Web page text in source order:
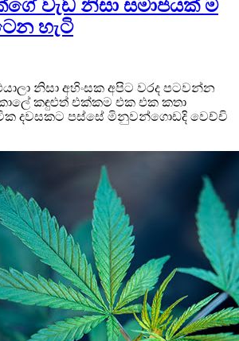
වැඩ නිසා සමාජයක් ම
හැටි
නිසා අහිංසක අපිට වරද පටවන්න
කඳුළුත් එක්කම එක එක කතා
දවසකට පස්සේ මිනුවන්ගොඩදි වෙච්චි